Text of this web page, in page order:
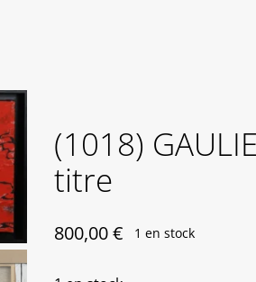
(1018)
titre
800,00€ 1 en stock